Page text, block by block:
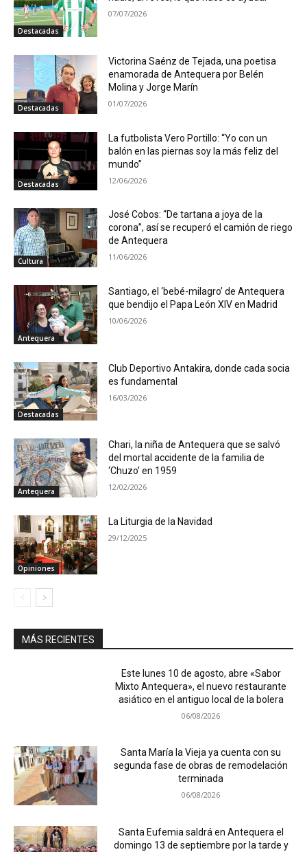
Destacadas
07/07/2026
Destacadas
Victorina Saénz de Tejada, una poetisa
enamorada de Antequera por Belén
Molina y Jorge Marín
01/07/2026
Destacadas
La futbolista Vero Portillo: “Yo con un
balón en las piernas soy la más feliz del
mundo”
12/06/2026
Cultura
José Cobos: “De tartana a joya de la
corona”, así se recuperó el camión de riego
de Antequera
11/06/2026
Antequera
Santiago, el ‘bebé-milagro’ de Antequera
que bendijo el Papa León XIV en Madrid
10/06/2026
Destacadas
Club Deportivo Antakira, donde cada socia
es fundamental
16/03/2026
Antequera
Chari, la niña de Antequera que se salvó
del mortal accidente de la familia de
‘Chuzo’ en 1959
12/02/2026
Opiniones
La Liturgia de la Navidad
29/12/2025
MÁS RECIENTES
Este lunes 10 de agosto, abre «Sabor
Mixto Antequera», el nuevo restaurante
asiático en el antiguo local de la bolera
06/08/2026
Santa María la Vieja ya cuenta con su
segunda fase de obras de remodelación
terminada
06/08/2026
Santa Eufemia saldrá en Antequera el
domingo 13 de septiembre por la tarde y